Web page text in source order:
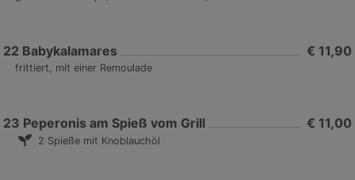
22 Babykalamares € 11,90
frittiert, mit einer Remoulade
23 Peperonis am Spieß vom Grill € 11,00
2 Spieße mit Knoblauchöl